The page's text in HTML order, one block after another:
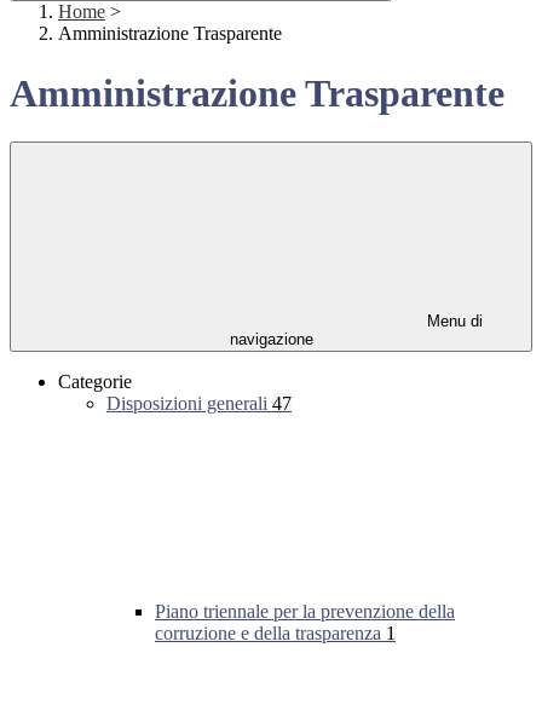
Home >
Amministrazione Trasparente
Amministrazione Trasparente
Menu di
navigazione
Categorie
Disposizioni generali 47
Piano triennale per la prevenzione della
corruzione e della trasparenza 1